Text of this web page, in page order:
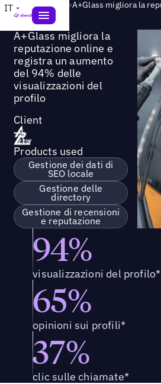
IT Success Story >
A+Glass migliora la
reputazione online e
registra un aumento
del 94% delle
visualizzazioni del
profilo
Client
Products used
Gestione dei dati di
SEO locale
Gestione delle
directory
Gestione di recensioni
e reputazione
94%
visualizzazioni del profilo*
65%
opinioni sui profili*
37%
clic sulle chiamate*